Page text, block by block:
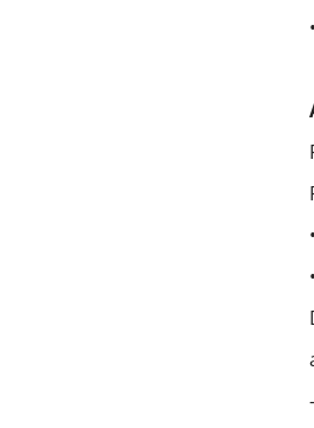
•
•
•
-